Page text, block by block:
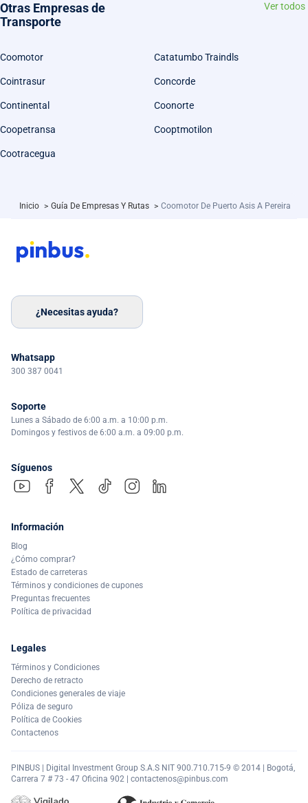
Otras Empresas de
Transporte
Ver todos
Coomotor Catatumbo Traindls
Cointrasur Concorde
Continental Coonorte
Coopetransa Cooptmotilon
Cootracegua
Inicio > Guía De Empresas Y Rutas > Coomotor De Puerto Asis A Pereira
¿Necesitas ayuda?
Whatsapp
300 387 0041
Soporte
Lunes a Sábado de 6:00 a.m. a 10:00 p.m.
Domingos y festivos de 6:00 a.m. a 09:00 p.m.
Síguenos
Información
Blog
¿Cómo comprar?
Estado de carreteras
Términos y condiciones de cupones
Preguntas frecuentes
Política de privacidad
Legales
Términos y Condiciones
Derecho de retracto
Condiciones generales de viaje
Póliza de seguro
Política de Cookies
Contactenos
PINBUS | Digital Investment Group S.A.S NIT 900.710.715-9 © 2014 | Bogotá,
Carrera 7 # 73 - 47 Oficina 902 | contactenos@pinbus.com